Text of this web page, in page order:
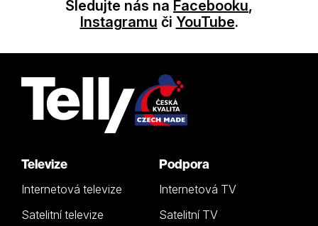
Sledujte nás na Facebooku,
Instagramu či YouTube.
Televize
Internetová televize
Satelitní televize
Podpora
Internetová TV
Satelitní TV